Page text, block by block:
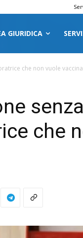
GIURIDICA
che non vuole
senza
che